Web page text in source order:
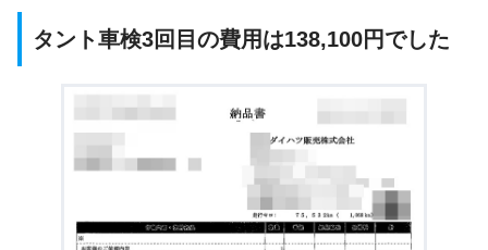
タント車検3回目の費用は138,100円でした